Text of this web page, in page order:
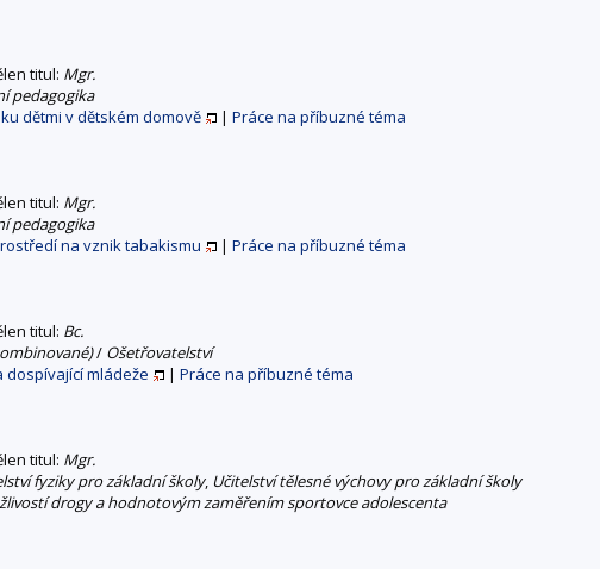
titul: Mgr.
pedagogika
dětmi v dětském domově | Práce na příbuzné téma
titul: Mgr.
pedagogika
na vznik tabakismu | Práce na příbuzné téma
titul: Bc.
/ Ošetřovatelství
dospívající mládeže | Práce na příbuzné téma
titul: Mgr.
fyziky pro základní školy, Učitelství tělesné výchovy pro základní školy
drogy a hodnotovým zaměřením sportovce adolescenta